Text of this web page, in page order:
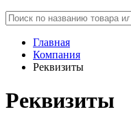
Главная
Компания
Реквизиты
Реквизиты